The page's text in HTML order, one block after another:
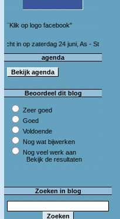
¨Klik op logo facebook"
zaterdag 24 juni, As - Stein 50 km (I&S
agenda
Beoordeel dit blog
Zeer goed
Goed
Voldoende
Nog wat bijwerken
Nog veel werk aan
Bekijk de resultaten
Zoeken in blog